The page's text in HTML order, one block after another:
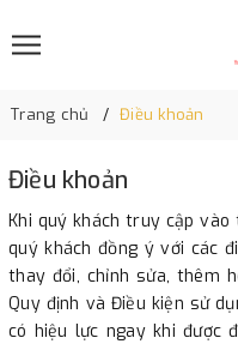
Trang chủ Điều khoản
Điều khoản
Khi quý khách truy cập
quý khách đồng ý với các
thay đổi, chỉnh sửa, thêm
Quy định và Điều kiện sử
có hiệu lực ngay khi được